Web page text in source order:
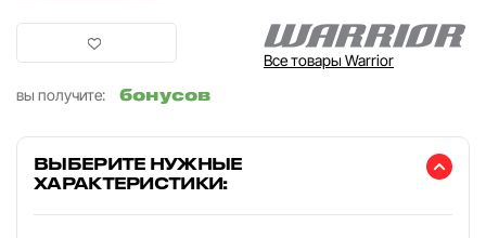
Все товары Warrior
вы получите:
бонусов
ВЫБЕРИТЕ НУЖНЫЕ
ХАРАКТЕРИСТИКИ: